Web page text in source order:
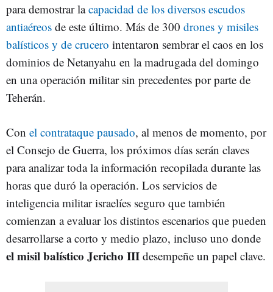
para demostrar lacapacidad de los diversos escudos
antiaéreos de este último. Más de 300 drones y misiles
balísticos y de crucero intentaron sembrar el caos en los
dominios de Netanyahu en la madrugada del domingo
en una operación militar sin precedentes por parte de
Teherán.
Con el contrataque pausado, al menos de momento, por
el Consejo de Guerra, los próximos días serán claves
para analizar toda la información recopilada durante las
horas que duró la operación. Los servicios de
inteligencia militar israelíes seguro que también
comienzan a evaluar los distintos escenarios que pueden
desarrollarse a corto y medio plazo, incluso uno donde
el misil balístico Jericho III desempeñe un papel clave.